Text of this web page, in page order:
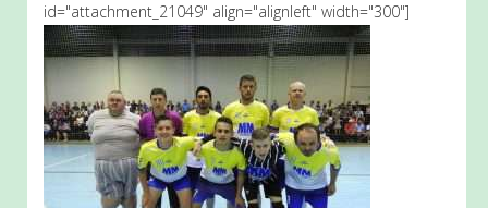
id="attachment_21049" align="alignleft" width="300"]